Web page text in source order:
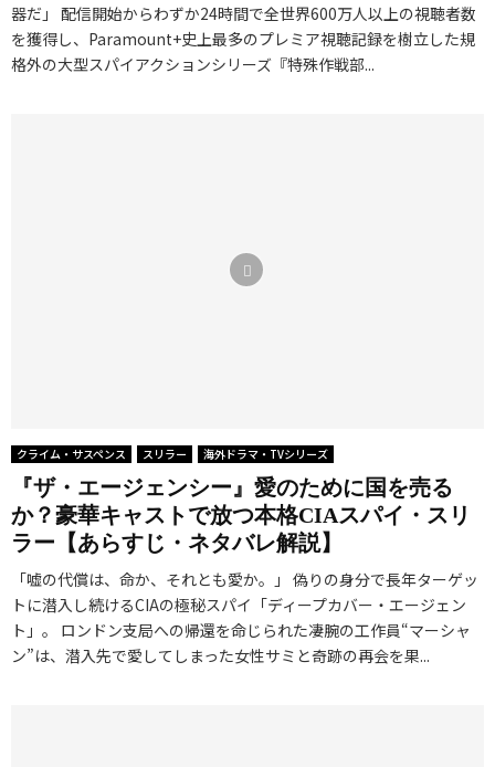
器だ」 配信開始からわずか24時間で全世界600万人以上の視聴者数
を獲得し、Paramount+史上最多のプレミア視聴記録を樹立した規
格外の大型スパイアクションシリーズ『特殊作戦部...
クライム・サスペンス スリラー 海外ドラマ・TVシリーズ
『ザ・エージェンシー』愛のために国を売る
か？豪華キャストで放つ本格CIAスパイ・スリ
ラー【あらすじ・ネタバレ解説】
「嘘の代償は、命か、それとも愛か。」 偽りの身分で長年ターゲッ
トに潜入し続けるCIAの極秘スパイ「ディープカバー・エージェン
ト」。 ロンドン支局への帰還を命じられた凄腕の工作員“マーシャ
ン”は、潜入先で愛してしまった女性サミと奇跡の再会を果...